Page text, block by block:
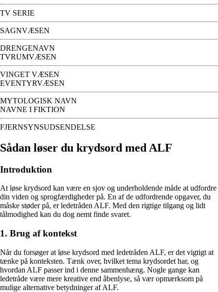
TV SERIE
SAGNVÆSEN
DRENGENAVN
TVRUMVÆSEN
VINGET VÆSEN
EVENTYRVÆSEN
MYTOLOGISK NAVN
NAVNE I FIKTION
FJERNSYNSUDSENDELSE
Sådan løser du krydsord med ALF
Introduktion
At løse krydsord kan være en sjov og underholdende måde at udfordre
din viden og sprogfærdigheder på. En af de udfordrende opgaver, du
måske støder på, er ledetråden ALF. Med den rigtige tilgang og lidt
tålmodighed kan du dog nemt finde svaret.
1. Brug af kontekst
Når du forsøger at løse krydsord med ledetråden ALF, er det vigtigt at
tænke på konteksten. Tænk over, hvilket tema krydsordet har, og
hvordan ALF passer ind i denne sammenhæng. Nogle gange kan
ledetråde være mere kreative end åbenlyse, så vær opmærksom på
mulige alternative betydninger af ALF.